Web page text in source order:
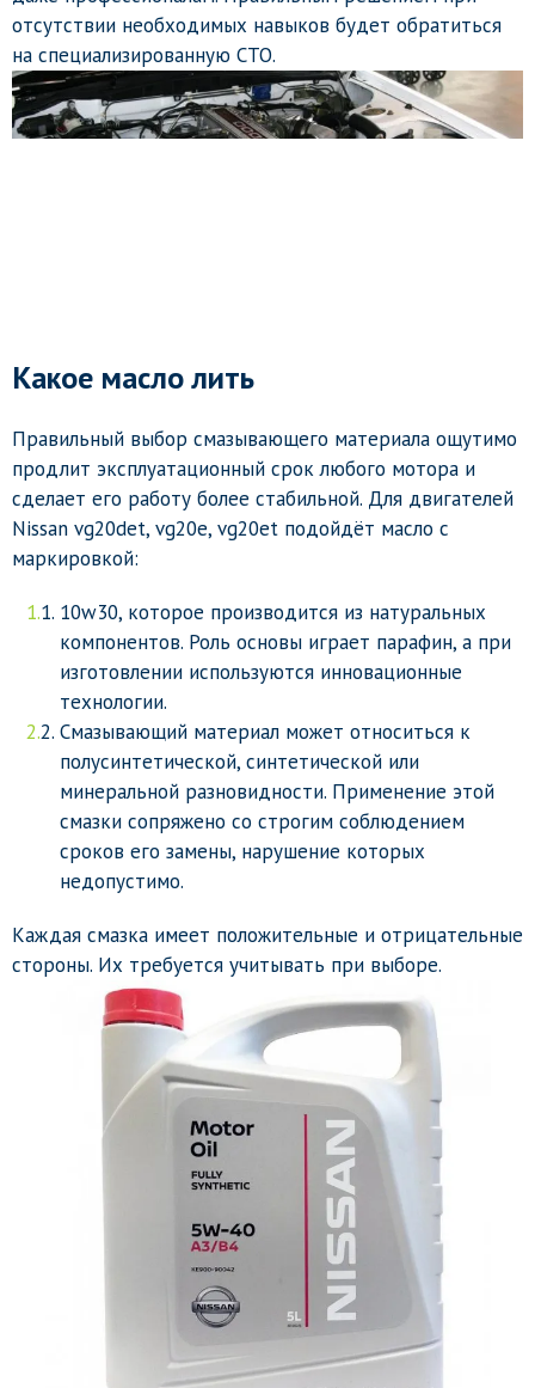
отсутствии необходимых навыков будет обратиться
на специализированную СТО.
Какое масло лить
Правильный выбор смазывающего материала ощутимо
продлит эксплуатационный срок любого мотора и
сделает его работу более стабильной. Для двигателей
Nissan vg20det, vg20e, vg20et подойдёт масло с
маркировкой:
10w30, которое производится из натуральных
компонентов. Роль основы играет парафин, а при
изготовлении используются инновационные
технологии.
Смазывающий материал может относиться к
полусинтетической, синтетической или
минеральной разновидности. Применение этой
смазки сопряжено со строгим соблюдением
сроков его замены, нарушение которых
недопустимо.
Каждая смазка имеет положительные и отрицательные
стороны. Их требуется учитывать при выборе.